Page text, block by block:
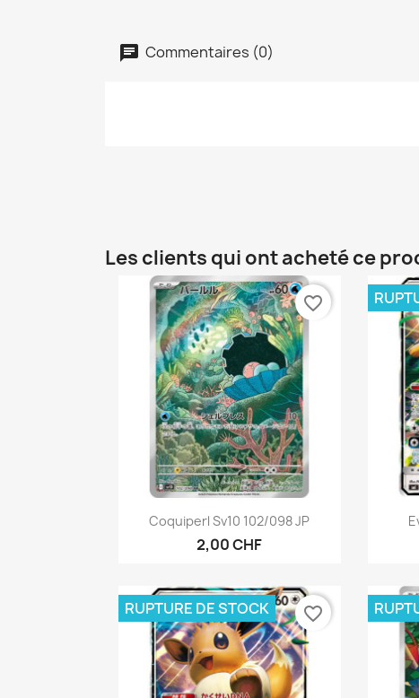
Commentaires (0)
Les clients qui ont acheté ce
Aperçu rapide
Coquiperl Sv10 102/098 JP
2,00 CHF
favorite_border
RUPTURE DE STOCK favorite_border